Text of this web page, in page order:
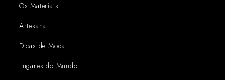
Os Materiais
Artesanal
Dicas de Moda
Lugares do Mundo